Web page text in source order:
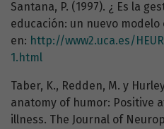
Santana, P. (1997). ¿ Es la
educación: un nuevo
en: http://www2.uca.es/
1.html
Taber, K., Redden, M. y
anatomy of humor: Positive
illness. The Journal of